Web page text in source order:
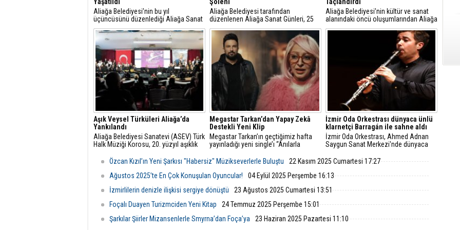
Aliağa Belediyesi’nin bu yıl
üçüncüsünü düzenlediği Aliağa Sanat
Günleri, Helvacı Kilim ve Kültür Şenliği
ile Helvacı’da renkli bir güne sahne
oldu.
Aliağa Belediyesi tarafından
düzenlenen Aliağa Sanat Günleri, 25
Temmuz Cumartesi günü Helvacı’da
birbirinden renkli etkinliklerle devam
edecek.
Aliağa Belediyesi’nin kültür ve sanat
alanındaki öncü oluşumlarından Aliağa
Belediye Tiyatrosu (ALBET), Aliağa
Belediyesi Sanatevi (ASEV) yıl sonu
etkinlikleri kapsamında sahnelediği “Bir
Düğün Günü” adlı oyunla
tiyatroseverlere unutulmaz bir gece
Aşık Veysel Türküleri Aliağa’da
Yankılandı
Aliağa Belediyesi Sanatevi (ASEV) Türk
Halk Müziği Korosu, 20. yüzyıl aşıklık
türküleri, şiirleri ve yaşam öyküsünün
sahneye taşındığı anlatımlı bir konserle
sanatseverlerle buluştu.
Megastar Tarkan’dan Yapay Zekâ
Destekli Yeni Klip
Megastar Tarkan’ın geçtiğimiz hafta
yayınladığı yeni single’ı “Anılarla
hazırlanan özel klibiyle YouTube’da
İzmir Oda Orkestrası dünyaca ünlü
klarnetçi Barragán ile sahne aldı
İzmir Oda Orkestrası, Ahmed Adnan
Saygun Sanat Merkezi'nde dünyaca
ile sahne aldı. Konser, sanatseverlere
Özcan Kızıl’ın Yeni Şarkısı "Habersiz" Müzikseverlerle Buluştu
22 Kasım 2025 Cumartesi 17:27
Ağustos 2025’te En Çok Konuşulan Oyuncular!
04 Eylül 2025 Perşembe 16:13
İzmirlilerin denizle ilişkisi sergiye dönüştü
23 Ağustos 2025 Cumartesi 13:51
Foçalı Duayen Turizmciden Yeni Kitap
24 Temmuz 2025 Perşembe 15:01
Şarkılar Şiirler Mizansenlerle Smyrna’dan Foça’ya
23 Haziran 2025 Pazartesi 11:10